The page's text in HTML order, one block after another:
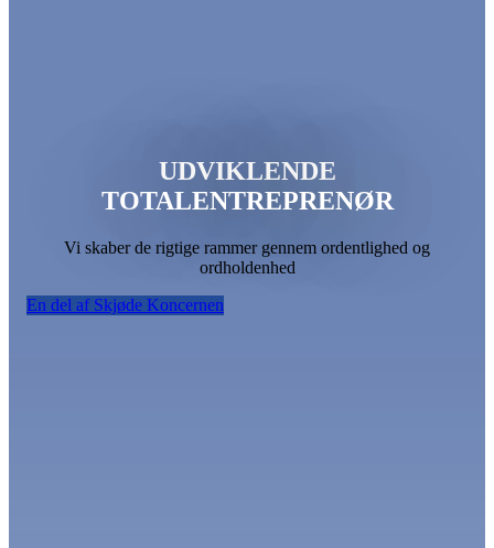
UDVIKLENDE
TOTALENTREPRENØR
Vi skaber de rigtige rammer gennem ordentlighed og
ordholdenhed
En del af Skjøde Koncernen